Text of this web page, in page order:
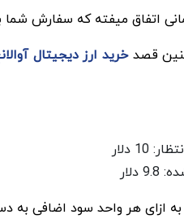
اتفاق میفته که سفارش شما
قصدخرید ارز دیجیتال
دلار